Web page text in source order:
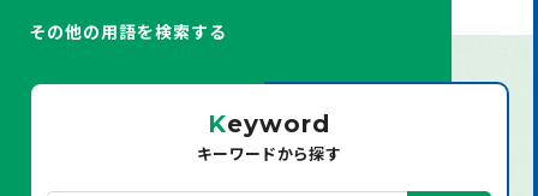
その他の用語を検索する
Keyword
キーワードから探す